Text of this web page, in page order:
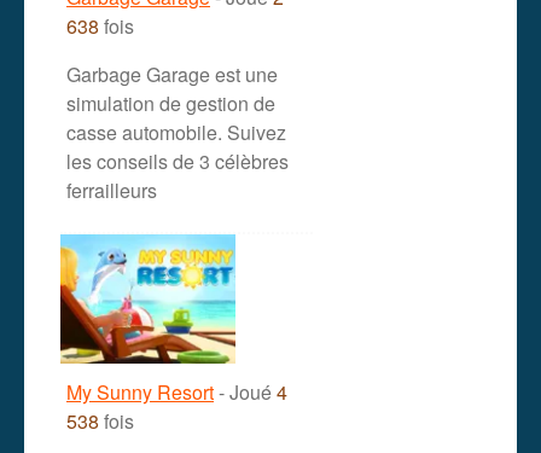
638 fois
Garbage Garage est une
simulation de gestion de
casse automobile. Suivez
les conseils de 3 célèbres
ferrailleurs
My Sunny Resort- Joué4
538 fois